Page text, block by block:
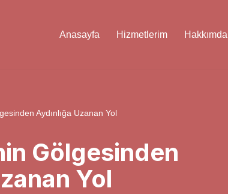
Anasayfa Hizmetlerim Hakkımda
Aydınlığa Uzanan Yol
Gölgesinden
Yol